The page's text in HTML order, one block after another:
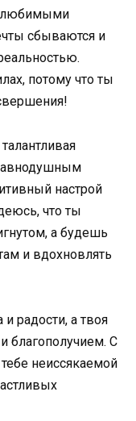
любимыми
сбываются и
потому что ты
настрой
что ты
а будешь
и вдохновлять
радости, а твоя
благополучием. С
неиссякаемой